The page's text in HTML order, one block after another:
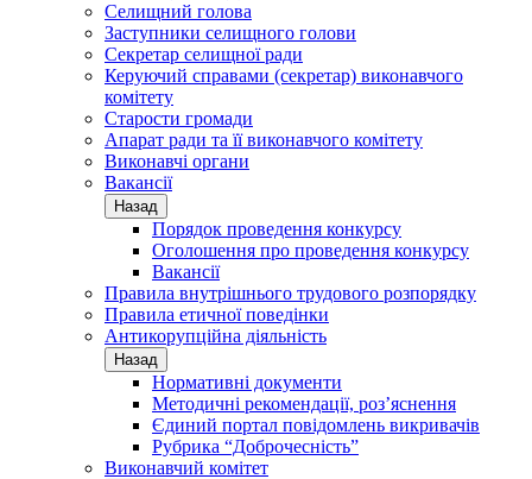
Селищний голова
Заступники селищного голови
Секретар селищної ради
Керуючий справами (секретар) виконавчого
комітету
Старости громади
Апарат ради та її виконавчого комітету
Виконавчі органи
Вакансії
Назад
Порядок проведення конкурсу
Оголошення про проведення конкурсу
Вакансії
Правила внутрішнього трудового розпорядку
Правила етичної поведінки
Антикорупційна діяльність
Назад
Нормативні документи
Методичні рекомендації, роз’яснення
Єдиний портал повідомлень викривачів
Рубрика “Доброчесність”
Виконавчий комітет